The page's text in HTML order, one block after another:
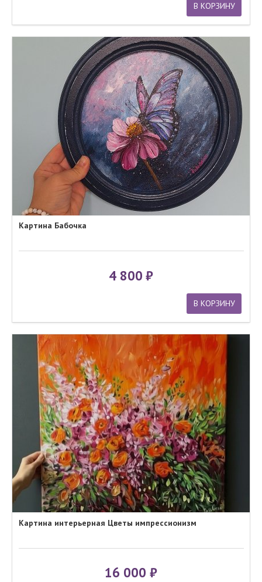
В КОРЗИНУ
Картина Бабочка
4 800
В КОРЗИНУ
Картина интерьерная Цветы импрессионизм
16 000